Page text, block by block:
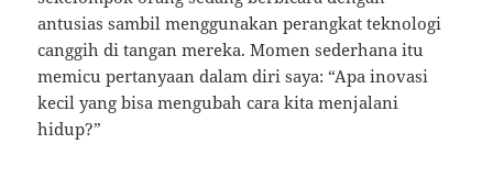
antusias sambil menggunakan perangkat teknologi
canggih di tangan mereka. Momen sederhana itu
memicu pertanyaan dalam diri saya: “Apa inovasi
kecil yang bisa mengubah cara kita menjalani
hidup?”